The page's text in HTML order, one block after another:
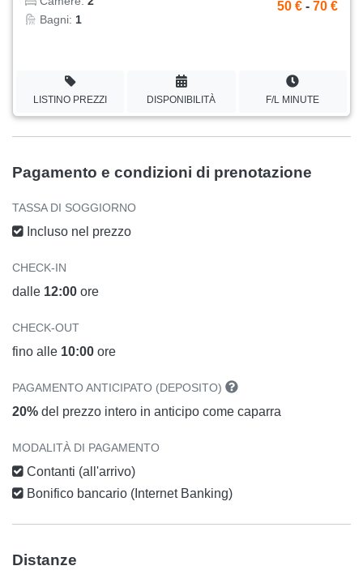
Bagni: 1
50 € - 70 €
LISTINO PREZZI DISPONIBILITÀ F/L MINUTE
Pagamento e condizioni di prenotazione
TASSA DI SOGGIORNO
Incluso nel prezzo
CHECK-IN
dalle 12:00 ore
CHECK-OUT
fino alle 10:00 ore
PAGAMENTO ANTICIPATO (DEPOSITO)
20% del prezzo intero in anticipo come caparra
MODALITÀ DI PAGAMENTO
Contanti (all'arrivo)
Bonifico bancario (Internet Banking)
Distanze